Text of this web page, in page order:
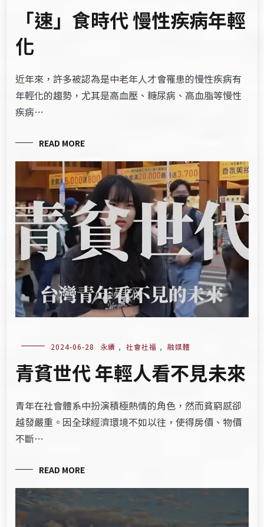
​​「速」食時代 慢性疾病年輕
化​
近年來，許多被認為是中老年人才會罹患的慢性疾病有
年輕化的趨勢，尤其是高血壓、糖尿病、高血脂等慢性
疾病…
READ MORE
2024-06-28 永續 , 社會社福 , 融媒體
青貧世代 年輕人看不見未來
青年在社會體系中扮演積極熱情的角色，然而貧窮感卻
越發嚴重。因全球經濟環境不如以往，使得房價、物價
不斷…
READ MORE